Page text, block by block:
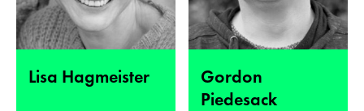
Lisa Hagmeister
Gordon
Piedesack